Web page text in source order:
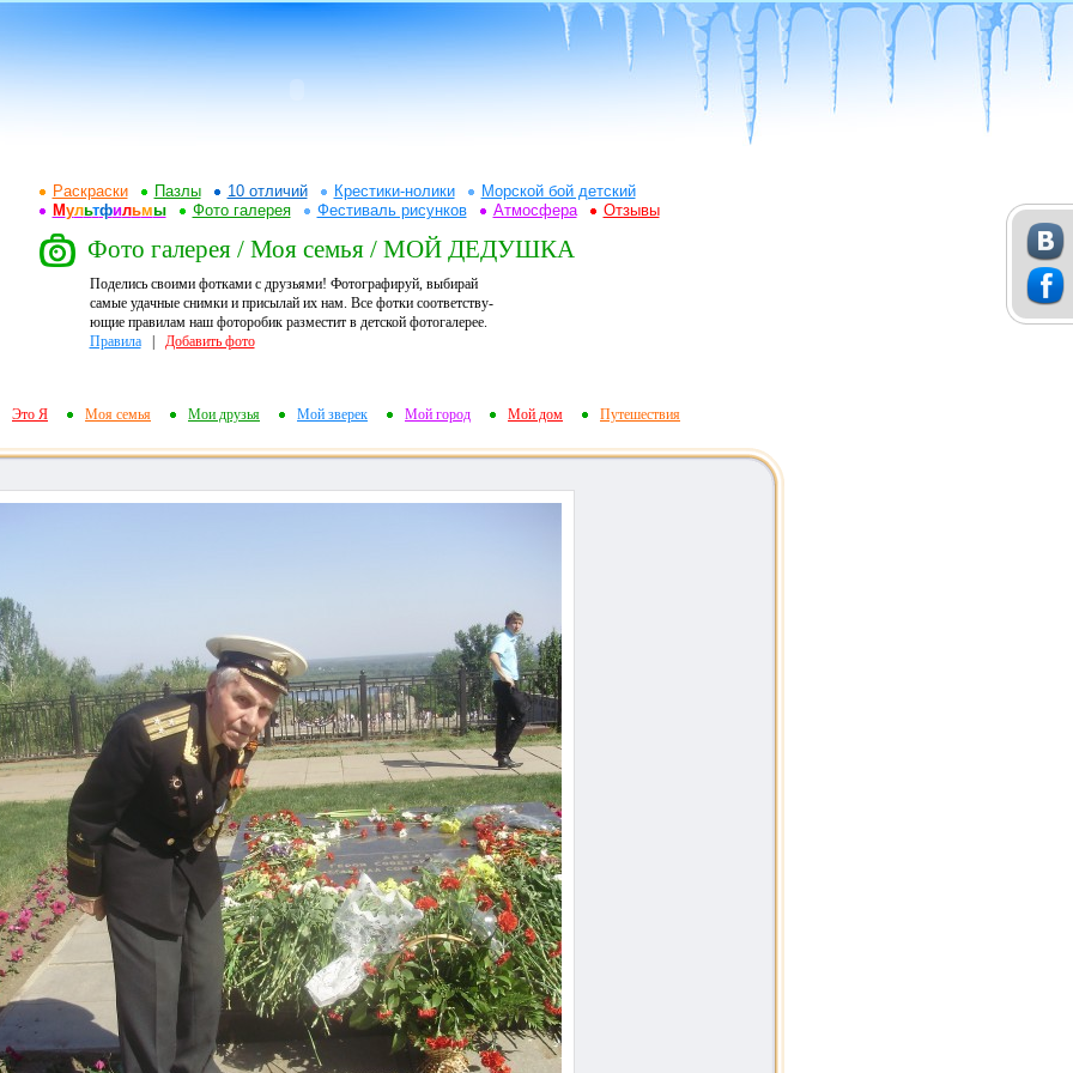
Раскраски Пазлы 10 отличий Крестики-нолики
Морской бой детский
Мультфильмы Фото галерея Фестиваль рисунков Атмосфера Отзывы
Фото галерея / Моя семья / МОЙ ДЕДУШКА
Поделись своими фотками с друзьями! Фотографируй, выбирай
самые удачные снимки и присылай их нам. Все фотки соответству-
ющие правилам наш фоторобик разместит в детской фотогалерее.
Правила| Добавить фото
Это Я Моя семья Мои друзья Мой зверек Мой город Мой дом Путешествия